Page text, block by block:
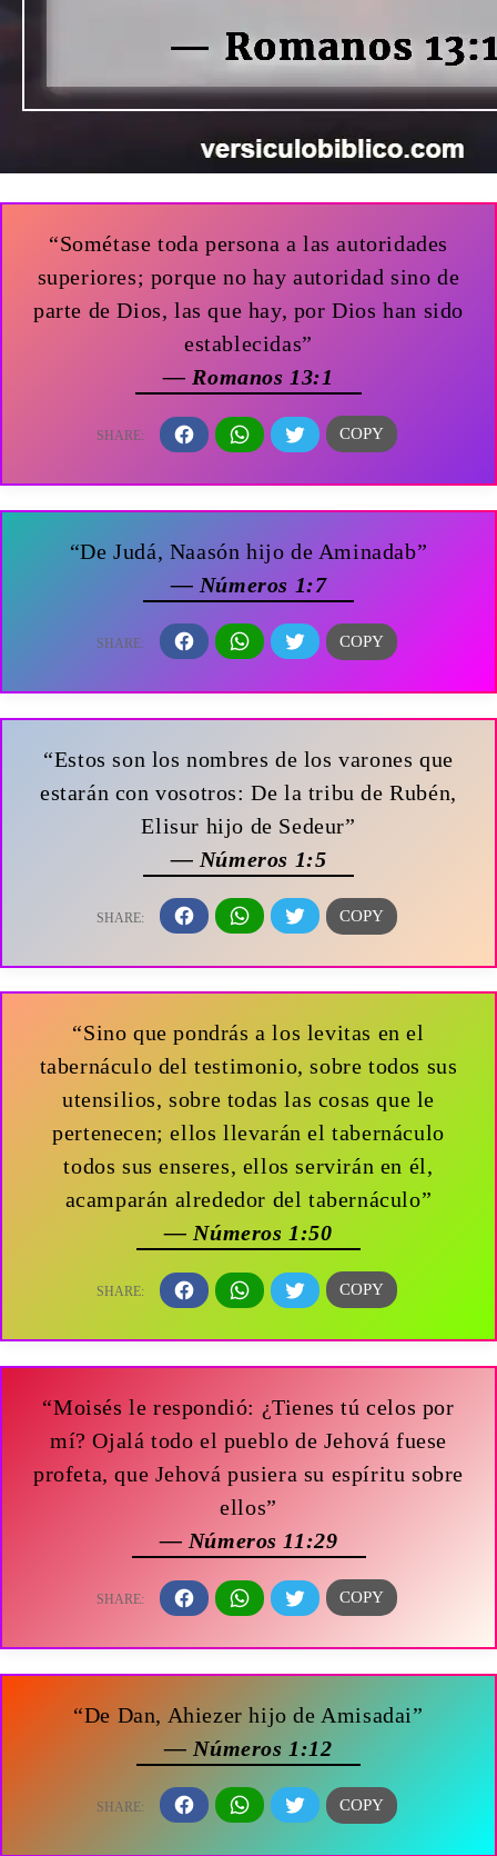
“Sométase toda persona a las autoridades
superiores; porque no hay autoridad sino de
parte de Dios, las que hay, por Dios han sido
establecidas”
— Romanos 13:1
“De Judá, Naasón hijo de Aminadab”
— Números 1:7
“Estos son los nombres de los varones que
estarán con vosotros: De la tribu de Rubén,
Elisur hijo de Sedeur”
— Números 1:5
“Sino que pondrás a los levitas en el
tabernáculo del testimonio, sobre todos sus
utensilios, sobre todas las cosas que le
pertenecen; ellos llevarán el tabernáculo
todos sus enseres, ellos servirán en él,
acamparán alrededor del tabernáculo”
— Números 1:50
“Moisés le respondió: ¿Tienes tú celos por
mí? Ojalá todo el pueblo de Jehová fuese
profeta, que Jehová pusiera su espíritu sobre
ellos”
— Números 11:29
“De Dan, Ahiezer hijo de Amisadai”
— Números 1:12